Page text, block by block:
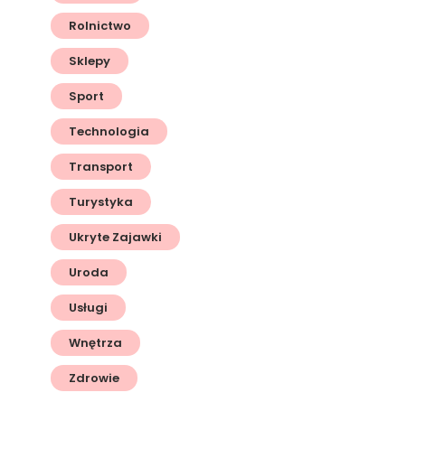
Rolnictwo
Sklepy
Sport
Technologia
Transport
Turystyka
Ukryte Zajawki
Uroda
Usługi
Wnętrza
Zdrowie